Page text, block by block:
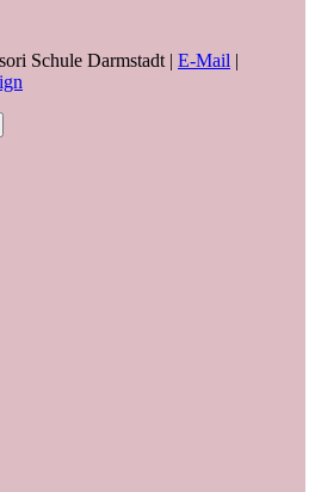
Schule Darmstadt | E-Mail |